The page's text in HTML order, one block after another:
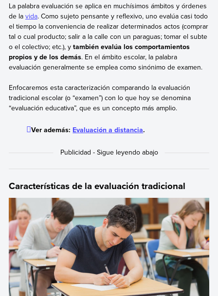
La palabra evaluación se aplica en muchísimos ámbitos y órdenes
de la vida. Como sujeto pensante y reflexivo, uno evalúa casi todo
el tiempo la conveniencia de realizar determinados actos (comprar
tal o cual producto; salir a la calle con un paraguas; tomar el subte
o el colectivo; etc.), y también evalúa los comportamientos
propios y de los demás. En el ámbito escolar, la palabra
evaluación generalmente se emplea como sinónimo de examen.
Enfocaremos esta caracterización comparando la evaluación
tradicional escolar (o “examen”) con lo que hoy se denomina
“evaluación educativa”, que es un concepto más amplio.
Ver además: Evaluación a distancia.
Características de la evaluación tradicional